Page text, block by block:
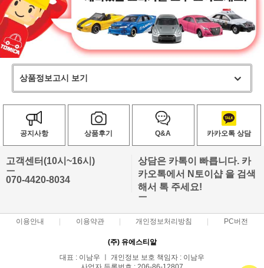
상품정보고시 보기
공지사항 상품후기 Q&A 카카오톡 상담
고객센터(10시~16시)
ㅡ
070-4420-8034
상담은 카톡이 빠릅니다. 카
카오톡에서 N토이샵 을 검색
해서 톡 주세요!
ㅡ
이용안내 이용약관 개인정보처리방침 PC버전
(주) 유에스티알
대표 : 이남우 ㅣ 개인정보 보호 책임자 : 이남우